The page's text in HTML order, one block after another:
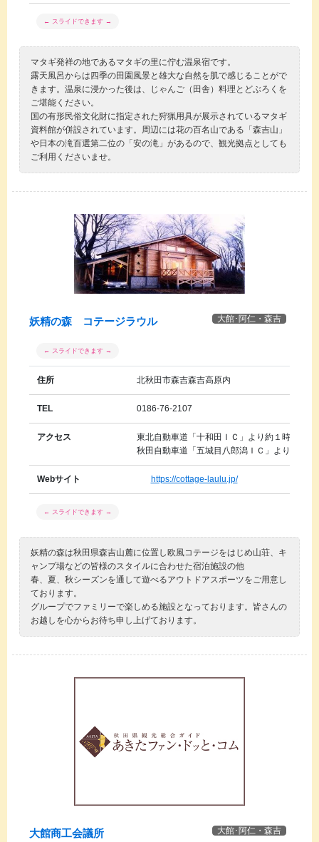
マタギ発祥の地であるマタギの里に佇む温泉宿です。
露天風呂からは四季の田園風景と雄大な自然を肌で感じることがで
きます。温泉に浸かった後は、じゃんご（田舎）料理とどぶろくを
ご堪能ください。
国の有形民俗文化財に指定された狩猟用具が展示されているマタギ
資料館が併設されています。周辺には花の百名山である「森吉山」
や日本の滝百選第二位の「安の滝」があるので、観光拠点としても
ご利用くださいませ。
大館･阿仁・森吉
妖精の森 コテージラウル
住所 北秋田市森吉森吉高原内
TEL 0186-76-2107
アクセス
東北自動車道「十和田ＩＣ」より約１時間３０
秋田自動車道「五城目八郎潟ＩＣ」より約６０
Webサイト https://cottage-laulu.jp/
妖精の森は秋田県森吉山麓に位置し欧風コテージをはじめ山荘、キ
ャンプ場などの皆様のスタイルに合わせた宿泊施設の他
春、夏、秋シーズンを通して遊べるアウトドアスポーツをご用意し
ております。
グループでファミリーで楽しめる施設となっております。皆さんの
お越しを心からお待ち申し上げております。
大館･阿仁・森吉
大館商工会議所